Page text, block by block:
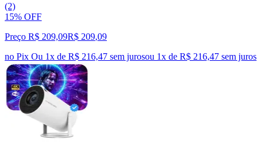
(2)
15% OFF
Preço R$ 209,09R$ 209,09
no Pix Ou 1x de R$ 216,47 sem jurosou 1x de R$ 216,47 sem juros